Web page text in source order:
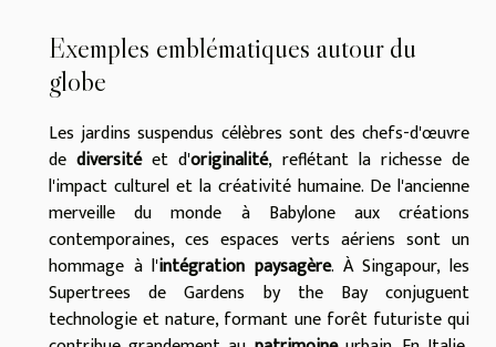
Exemples emblématiques autour du
globe
Les jardins suspendus célèbres sont des chefs-d'œuvre
dediversitéet d'originalité, reflétant la richesse de
l'impact culturel et la créativité humaine. De l'ancienne
merveille du monde à Babylone aux créations
contemporaines, ces espaces verts aériens sont un
hommage à l'intégration paysagère. À Singapour, les
Supertrees de Gardens by the Bay conjuguent
technologie et nature, formant une forêt futuriste qui